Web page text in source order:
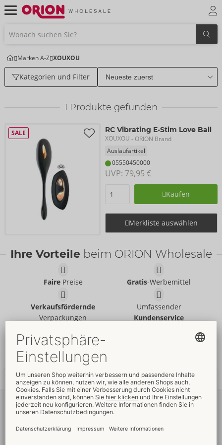
Marken A-Z XOUXOU
Kategorien und Filter
1 Produkte gefunden
SALE RC Vibrating E-Stim Love Ball
XOUXOU - ORION Brand
Auslaufartikel
05550450000
UVP: 79,95 €
Kaufen
Merkliste auswählen
Ihre Vorteile beim ORION Wholesale
FairePreise Gratis-Werbemittel
Verkaufsfördernde
Verpackungen
Umfassender
Kundenservice
Schnelle weltweite
Lieferung
Newsletterabonnieren
Um unseren Newsletter zu abonnieren, melden Sie sich bitte im